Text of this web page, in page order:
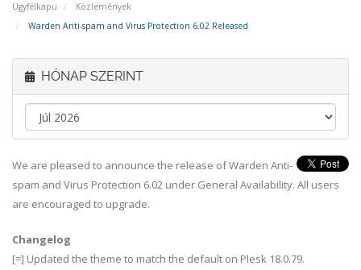
Ügyfélkapu
Közlemények
Warden Anti-spam and Virus Protection 6.02 Released
HÓNAP SZERINT
We are pleased to announce the release of Warden Anti-
spam and Virus Protection 6.02 under General Availability. All users
are encouraged to upgrade.
Changelog
[=] Updated the theme to match the default on Plesk 18.0.79.